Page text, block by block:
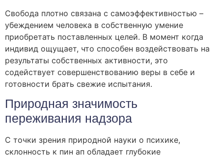
Свобода плотно связана с самоэффективностью –
убеждением человека в собственную умение
приобретать поставленных целей. В момент когда
индивид ощущает, что способен воздействовать на
результаты собственных активности, это
содействует совершенствованию веры в себе и
готовности брать свежие испытания.
Природная значимость
переживания надзора
С точки зрения природной науки о психике,
склонность к пин ап обладает глубокие